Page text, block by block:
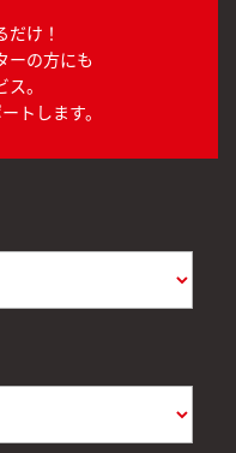
け！
ーの方にも
。
トします。